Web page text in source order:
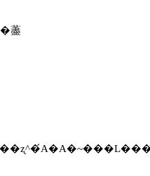
藎